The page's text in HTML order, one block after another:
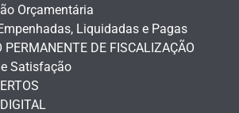
Orçamentária
Liquidadas e Pagas
PERMANENTE DE FISCALIZAÇÃO
Satisfação